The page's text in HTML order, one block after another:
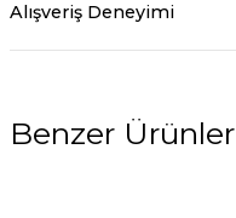
Alışveriş Deneyimi
Benzer Ürünler